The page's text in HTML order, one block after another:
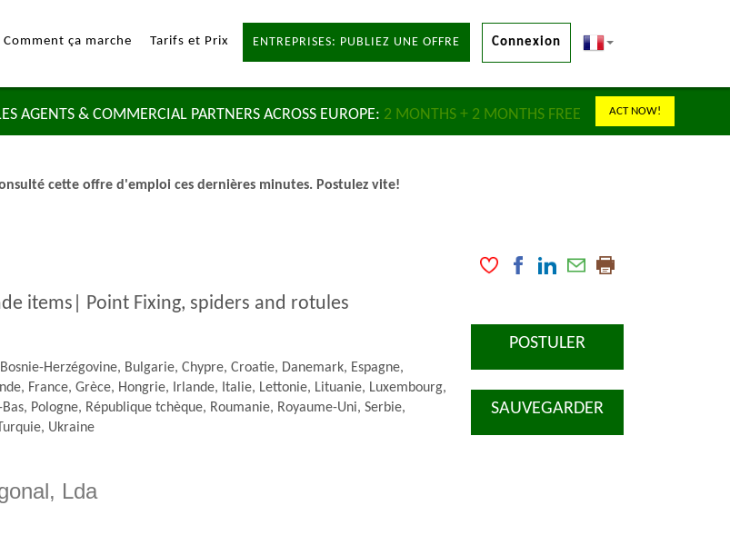
Comment ça marche Tarifs et Prix ENTREPRISES: PUBLIEZ UNE OFFRE Connexion
AGENTS & COMMERCIAL PARTNERS ACROSS EUROPE: 2 MONTHS + 2 MONTHS FREE ACT NOW!
cette offre d'emploi ces dernières minutes. Postulez vite!
items| Point Fixing, spiders and rotules
Herzégovine, Bulgarie, Chypre, Croatie, Danemark, Espagne,
France, Grèce, Hongrie, Irlande, Italie, Lettonie, Lituanie, Luxembourg,
Pologne, République tchèque, Roumanie, Royaume-Uni, Serbie,
Ukraine
Lda
POSTULER
SAUVEGARDER